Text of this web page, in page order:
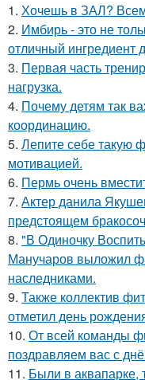
1. Хочешь в ЗАЛ?
2. Имбирь - это не
отличный ингредиент
3. Первая часть
нагрузка.
4. Почему детям так
координацию.
5. Лепите себе такую
мотивацией.
6. Пермь очень
7. Актер данила
предстоящем
8. "В Одиночку
Манучаров выложил
наследниками.
9. Также коллектив
отметил день
10. От всей команды
поздравляем вас с
11. Были в аквапарке,